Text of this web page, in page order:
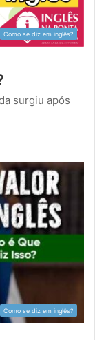
Como se diz em inglês?
surgiu após
Como se diz em inglês?